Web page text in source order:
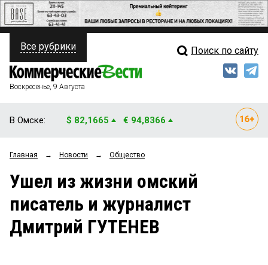
ПОЛИТИКА
ФИНАНСЫ
ОБЩЕСТВО
ЗАКОН
Свежий выпуск
Рейтинги
Блоги
Архив
Все рубрики Поиск по сайту
Воскресенье, 9 Августа
В Омске: $ 82,1665 € 94,8366
Главная → Новости → Общество
Ушел из жизни омский
писатель и журналист
Дмитрий ГУТЕНЕВ